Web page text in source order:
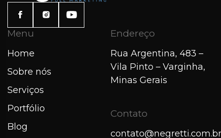
Menu
Home
Sobre nós
Serviços
Portfólio
Blog
Endereço
Rua Argentina, 483 –
Vila Pinto – Varginha,
Minas Gerais
Contato
contato@negretti.com.br